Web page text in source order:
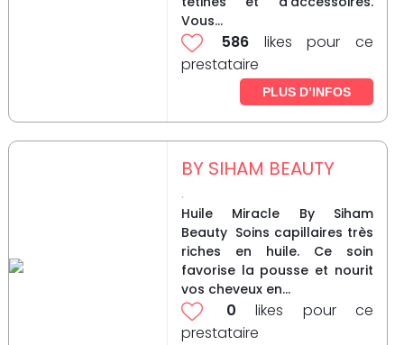
Vous...
586 likes pour ce
prestataire
PLUS D’INFOS
BY SIHAM BEAUTY
.
Huile Miracle By Siham
Beauty Soins capillaires très
riches en huile. Ce soin
favorise la pousse et nourit
vos cheveux en...
0 likes pour ce
prestataire